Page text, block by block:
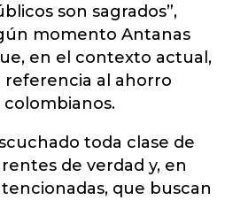
son sagrados”,
momento Antanas
en el contexto actual,
referencia al ahorro
colombianos.
toda clase de
de verdad y, en
que buscan